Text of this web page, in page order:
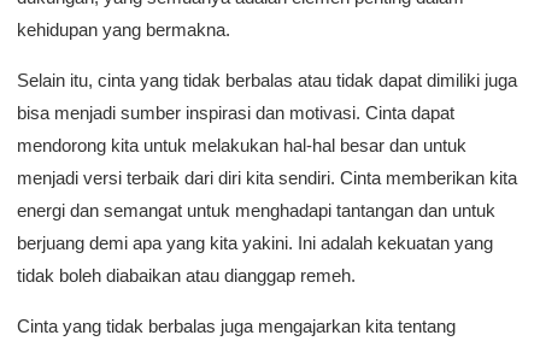
kehidupan yang bermakna.
Selain itu, cinta yang tidak berbalas atau tidak dapat dimiliki juga
bisa menjadi sumber inspirasi dan motivasi. Cinta dapat
mendorong kita untuk melakukan hal-hal besar dan untuk
menjadi versi terbaik dari diri kita sendiri. Cinta memberikan kita
energi dan semangat untuk menghadapi tantangan dan untuk
berjuang demi apa yang kita yakini. Ini adalah kekuatan yang
tidak boleh diabaikan atau dianggap remeh.
Cinta yang tidak berbalas juga mengajarkan kita tentang